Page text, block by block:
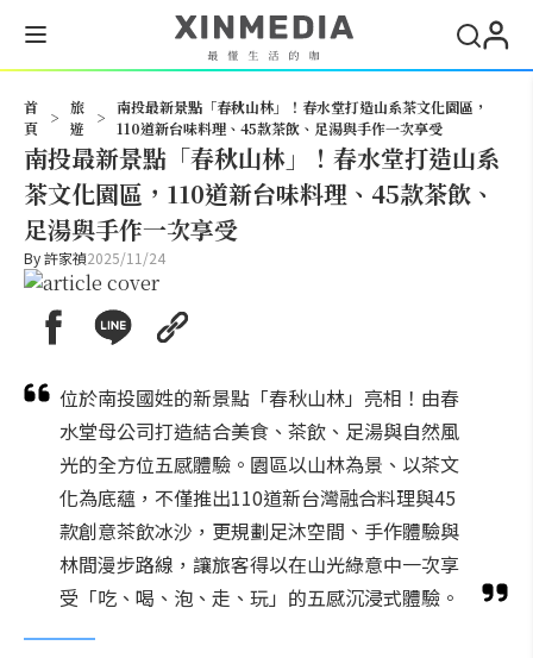
首
頁
>
旅
遊
>
南投最新景點「春秋山林」！春水堂打造山系茶文化園區，
110道新台味料理、45款茶飲、足湯與手作一次享受
南投最新景點「春秋山林」！春水堂打造山系
茶文化園區，110道新台味料理、45款茶飲、
足湯與手作一次享受
By許家禎2025/11/24
位於南投國姓的新景點「春秋山林」亮相！由春
水堂母公司打造結合美食、茶飲、足湯與自然風
光的全方位五感體驗。園區以山林為景、以茶文
化為底蘊，不僅推出110道新台灣融合料理與45
款創意茶飲冰沙，更規劃足沐空間、手作體驗與
林間漫步路線，讓旅客得以在山光綠意中一次享
受「吃、喝、泡、走、玩」的五感沉浸式體驗。